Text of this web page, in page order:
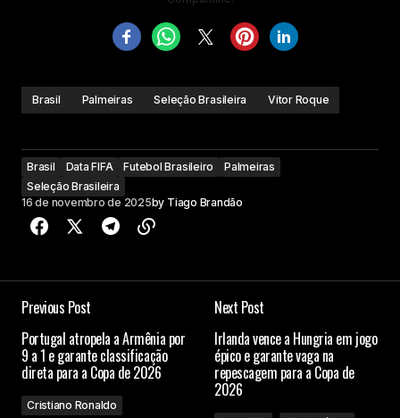
Brasil Palmeiras Seleção Brasileira Vitor Roque
Brasil Data FIFA Futebol Brasileiro
Palmeiras
Seleção Brasileira
16 de novembro de 2025by Tiago Brandão
Previous Post
Portugal atropela a Armênia por
9 a 1 e garante classificação
direta para a Copa de 2026
Cristiano Ronaldo
Next Post
Irlanda vence a Hungria em jogo
épico e garante vaga na
repescagem para a Copa de
2026